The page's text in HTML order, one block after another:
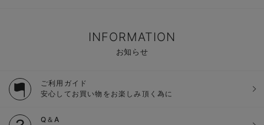
INFORMATION
お知らせ
ご利用ガイド
安心してお買い物をお楽しみ頂く為に
Q＆A